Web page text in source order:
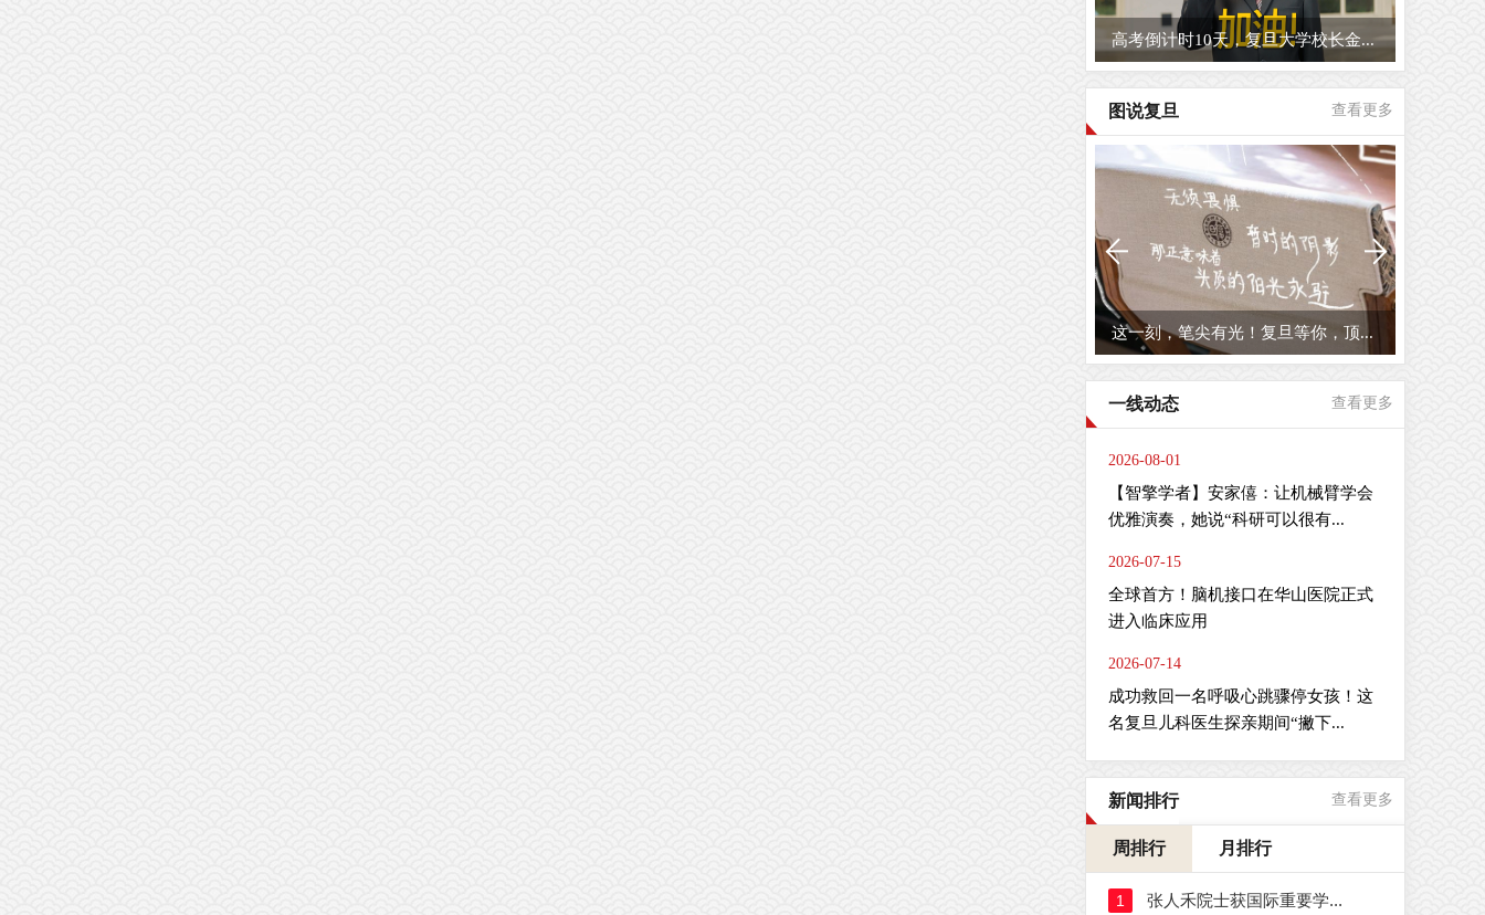
高考倒计时10天，复旦大学校长金...
图说复旦 查看更多
这一刻，笔尖有光！复旦等你，顶...
一线动态 查看更多
2026-08-01
【智擎学者】安家僖：让机械臂学会
优雅演奏，她说“科研可以很有...
2026-07-15
全球首方！脑机接口在华山医院正式
进入临床应用
2026-07-14
成功救回一名呼吸心跳骤停女孩！这
名复旦儿科医生探亲期间“撇下...
新闻排行 查看更多
周排行 月排行